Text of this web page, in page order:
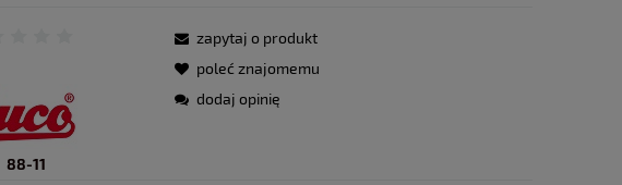
88-11
zapytaj o produkt
poleć znajomemu
dodaj opinię